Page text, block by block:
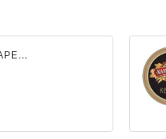
МОСКОВСКАЯ ПИВОВАРЕННАЯ КОМПАНИЯ (МПК)